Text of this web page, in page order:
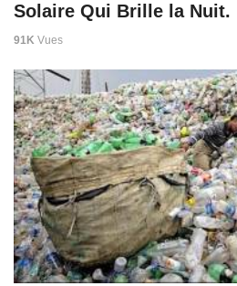
Solaire Qui Brille la Nuit.
91K Vues